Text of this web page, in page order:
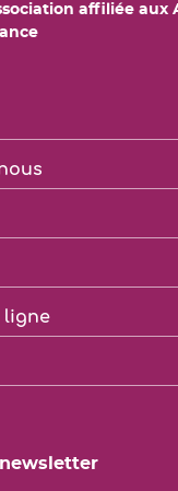
ligne
affiliée aux